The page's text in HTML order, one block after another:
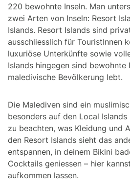
220 bewohnte Inseln. Man
zwei Arten von Inseln: Resort
Islands. Resort Islands sind
ausschliesslich für TouristInnen
luxuriöse Unterkünfte sowie
Islands hingegen sind bewohnte
maledivische Bevölkerung lebt.
Die Malediven sind ein
besonders auf den Local
zu beachten, was Kleidung und
den Resort Islands sieht das
entspannen, in deinem Bikini
Cocktails geniessen – hier
aufkommen lassen.